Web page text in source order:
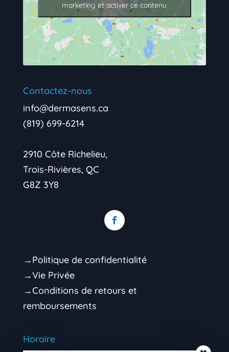
marketing et activer ce contenu
Contactez-nous
info@dermasens.ca
(819) 699-6214
2910 Côte Richelieu,
Trois-Rivières, QC
G8Z 3Y8
→Politique de confidentialité
→Vie Privée
→Conditions de retours et
remboursements
Horaire